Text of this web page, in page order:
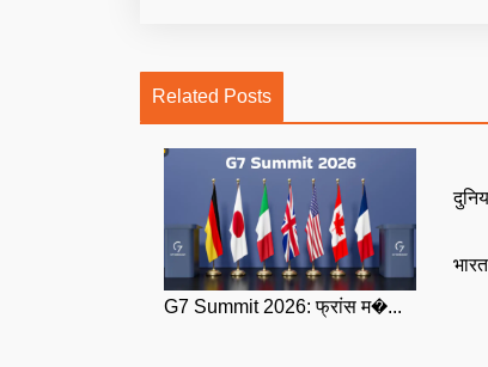
Related Posts
G7 Summit 2026: फ्रांस म�...